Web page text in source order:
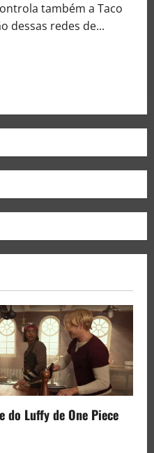
também a Taco
dessas redes de...
do Luffy de One Piece